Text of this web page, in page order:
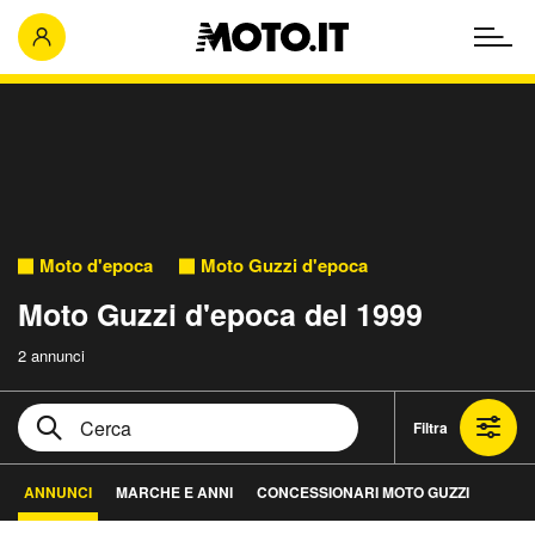
Moto d'epoca Moto Guzzi d'epoca
Moto Guzzi d'epoca del 1999
2 annunci
Filtra
ANNUNCI MARCHE E ANNI CONCESSIONARI MOTO GUZZI